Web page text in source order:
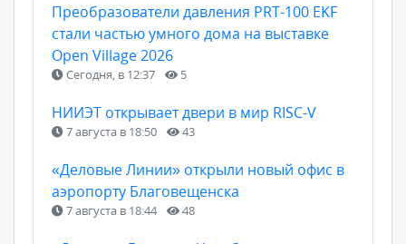
Преобразователи давления PRT-100 EKF
стали частью умного дома на выставке
Open Village 2026
Сегодня, в 12:37 5
НИИЭТ открывает двери в мир RISC-V
7 августа в 18:50 43
«Деловые Линии» открыли новый офис в
аэропорту Благовещенска
7 августа в 18:44 48